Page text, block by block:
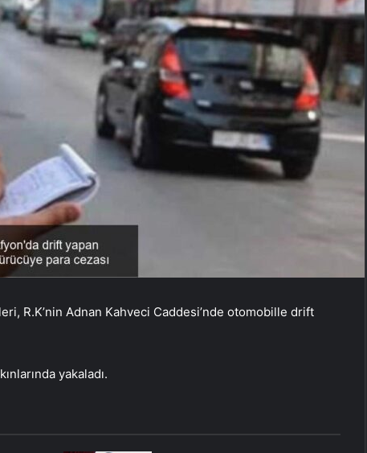
R.K’nin Adnan Kahveci Caddesi’nde otomobille drift
yakaladı.